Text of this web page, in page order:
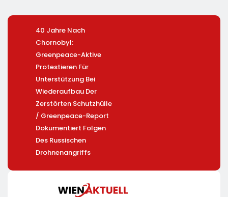
40 Jahre Nach
Chornobyl:
Greenpeace-Aktive
Protestieren Für
Unterstützung Bei
Wiederaufbau Der
Zerstörten Schutzhülle
/ Greenpeace-Report
Dokumentiert Folgen
Des Russischen
Drohnenangriffs